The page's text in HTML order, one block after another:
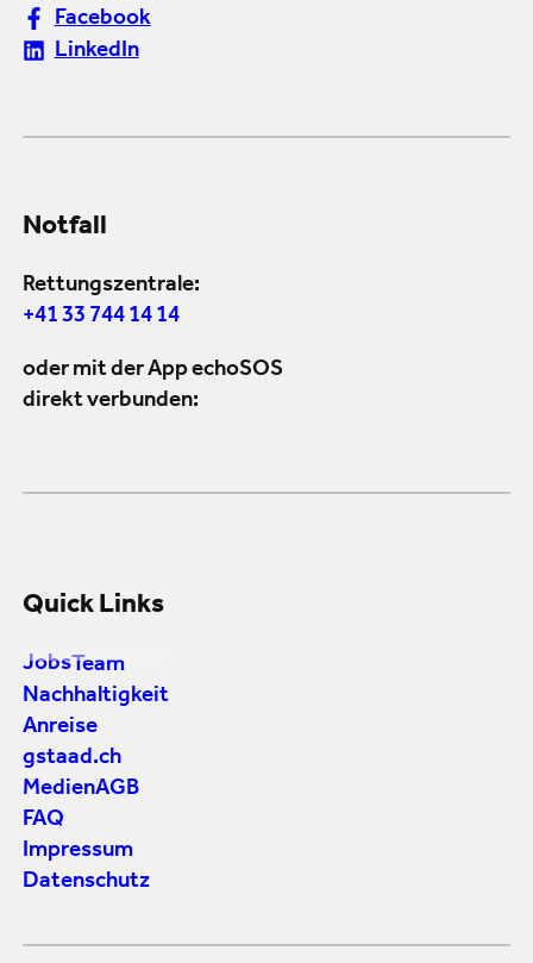
Facebook
LinkedIn
Notfall
Rettungszentrale:
+41 33 744 14 14
oder mit der App echoSOS
direkt verbunden:
Quick Links
Jobs Team
Nachhaltigkeit
Anreise
gstaad.ch
MedienAGB
FAQ
Impressum
Datenschutz